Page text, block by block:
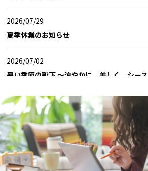
2026/07/29
夏季休業のお知らせ
2026/07/02
暑い季節の靴下 ～涼やかに、美しく。シー
2026/06/12
梅雨と靴下
2026/05/19
韓国発 靴下ブランド「K'SOX」